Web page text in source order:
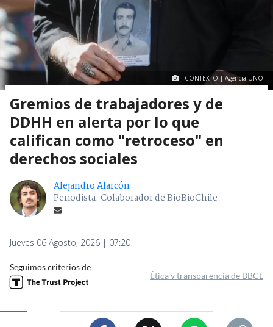
CONTEXTO | Agencia UNO
Gremios de trabajadores y de
DDHH en alerta por lo que
califican como "retroceso" en
derechos sociales
Alejandro Alarcón
Periodista. Colaborador de BioBioChile.
Jueves 06 Agosto, 2026 | 07:20
Seguimos criterios de
Ética y transparencia de BBCL